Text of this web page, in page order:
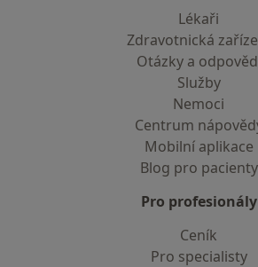
Lékaři
Zdravotnická
Otázky a
Služby
Nemoci
Centrum
Mobilní aplikace
Blog pro pacienty
Pro profesionály
Ceník
Pro specialisty